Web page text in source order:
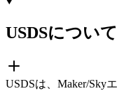
USDSについて
USDSは、Maker/Sky